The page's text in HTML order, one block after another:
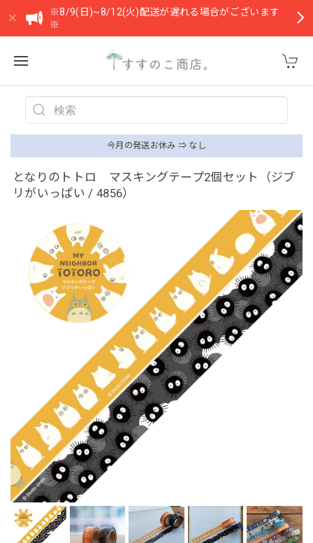
※8/9(日)~8/12(火)配送が遅れる場合がございます
※
今月の発送お休み ⇒ なし
となりのトトロ マスキングテープ2個セット（ジブ
リがいっぱい / 4856）